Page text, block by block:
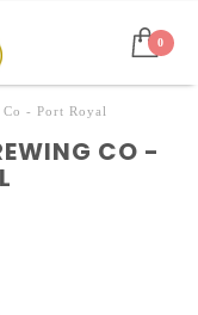
0
- Port Royal
CO -